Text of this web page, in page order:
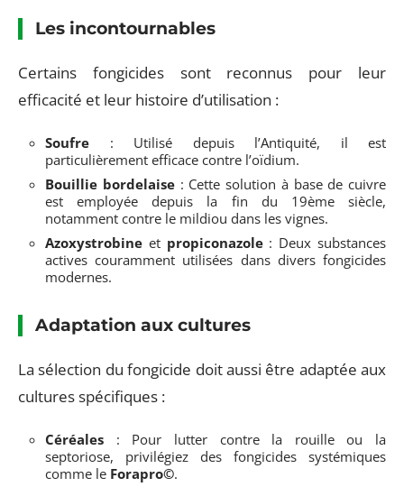
Les incontournables
Certains fongicides sont reconnus pour leur
efficacité et leur histoire d’utilisation :
Soufre : Utilisé depuis l’Antiquité, il est
particulièrement efficace contre l’oïdium.
Bouillie bordelaise: Cette solution à base de cuivre
est employée depuis la fin du 19ème siècle,
notamment contre le mildiou dans les vignes.
Azoxystrobine et propiconazole: Deux substances
actives couramment utilisées dans divers fongicides
modernes.
Adaptation aux cultures
La sélection du fongicide doit aussi être adaptée aux
cultures spécifiques :
Céréales : Pour lutter contre la rouille ou la
septoriose, privilégiez des fongicides systémiques
comme le Forapro©.